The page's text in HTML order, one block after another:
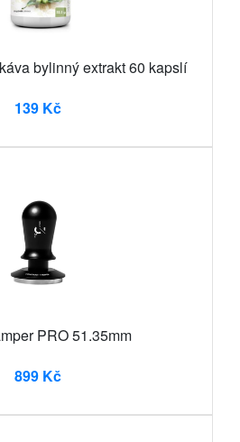
bylinný extrakt 60 kapslí
139 Kč
PRO 51.35mm
899 Kč